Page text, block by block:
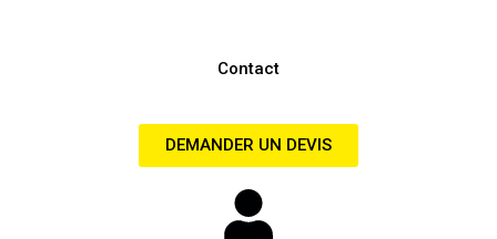
Contact
DEMANDER UN DEVIS